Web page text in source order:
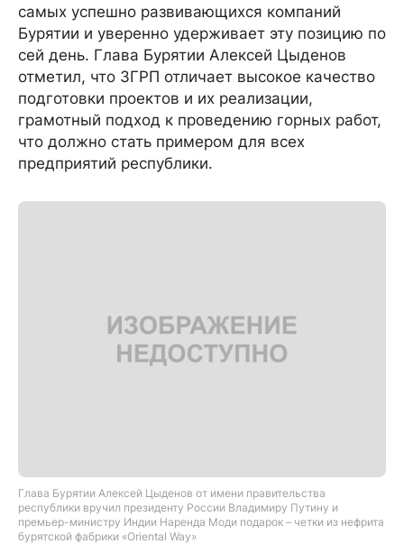
самых успешно развивающихся компаний
Бурятии и уверенно удерживает эту позицию по
сей день. Глава Бурятии Алексей Цыденов
отметил, что ЗГРП отличает высокое качество
подготовки проектов и их реализации,
грамотный подход к проведению горных работ,
что должно стать примером для всех
предприятий республики.
Глава Бурятии Алексей Цыденов от имени правительства
республики вручил президенту России Владимиру Путину и
премьер-министру Индии Наренда Моди подарок – четки из нефрита
бурятской фабрики «Oriental Way»